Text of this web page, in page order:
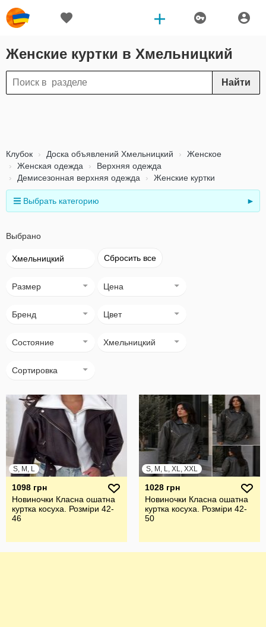
Женские куртки в Хмельницкий
Найти
Клубок Доска объявлений Хмельницкий
Женское
Женская одежда
Верхняя одежда
Демисезонная верхняя одежда
Женские куртки
Выбрать категорию ►
Выбрано
Хмельницкий Сбросить все
Размер Цена
Бренд Цвет
Состояние Хмельницкий
Сортировка
S, M, L
1098 грн
Новиночки Класна ошатна
куртка косуха. Розміри 42-
46
S, M, L, XL, XXL
1028 грн
Новиночки Класна ошатна
куртка косуха. Розміри 42-
50